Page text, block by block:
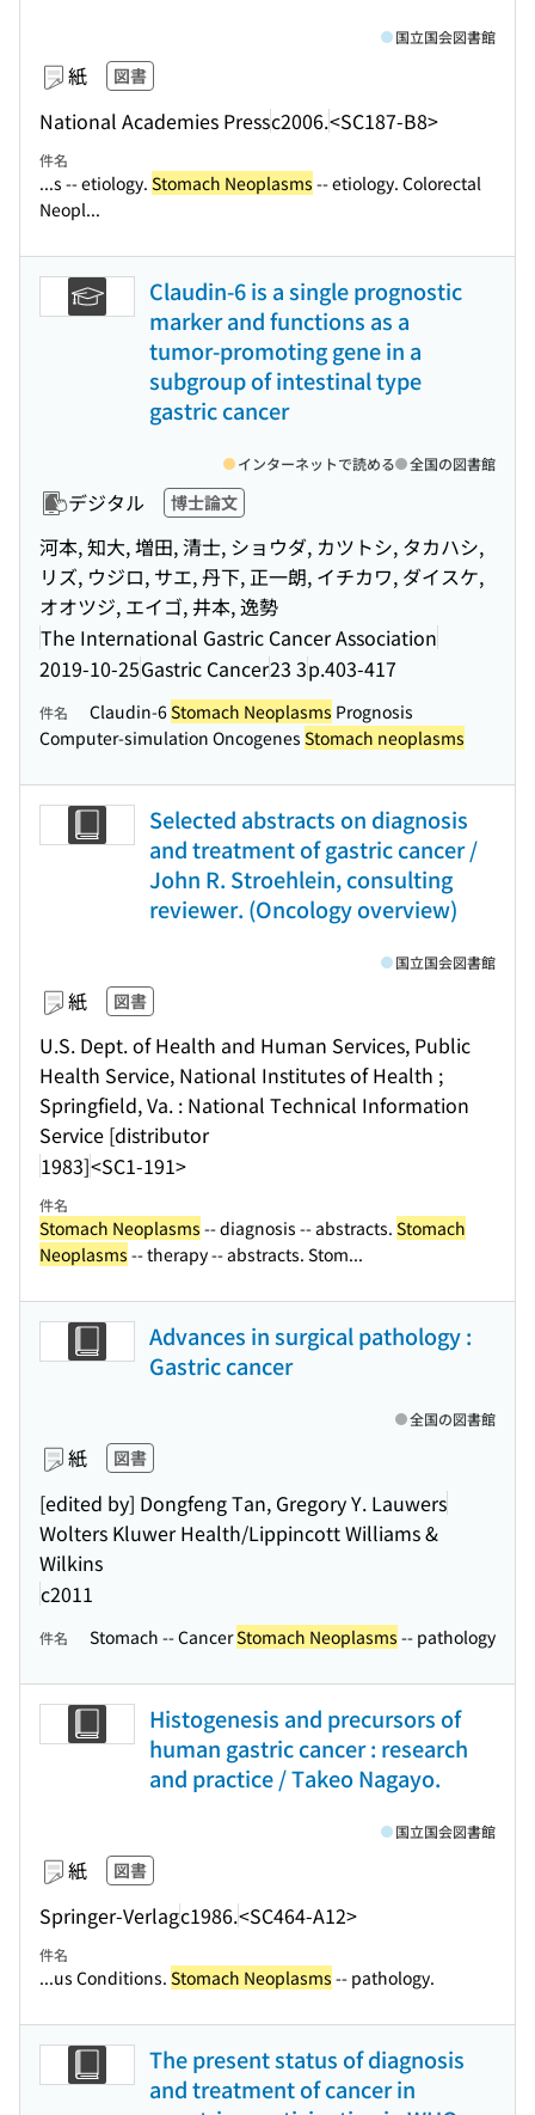
紙 図書
National Academies Pressc2006.<SC187-B8>
国立国会図書館
件名
...s -- etiology. Stomach Neoplasms -- etiology. Colorectal
Neopl...
Claudin-6 is a single prognostic
marker and functions as a
tumor-promoting gene in a
subgroup of intestinal type
gastric cancer
デジタル 博士論文
河本, 知大, 増田, 清士, ショウダ, カツトシ, タカハシ,
リズ, ウジロ, サエ, 丹下, 正一朗, イチカワ, ダイスケ,
オオツジ, エイゴ, 井本, 逸勢
The International Gastric Cancer Association
2019-10-25Gastric Cancer23 3p.403-417
インターネットで読める 全国の図書館
件名 Claudin-6Stomach Neoplasms Prognosis
Computer-simulation Oncogenes Stomach neoplasms
Selected abstracts on diagnosis
and treatment of gastric cancer /
John R. Stroehlein, consulting
reviewer. (Oncology overview)
紙 図書
U.S. Dept. of Health and Human Services, Public
Health Service, National Institutes of Health ;
Springfield, Va. : National Technical Information
Service [distributor
1983]<SC1-191>
国立国会図書館
件名
Stomach Neoplasms -- diagnosis -- abstracts. Stomach
Neoplasms -- therapy -- abstracts. Stom...
Advances in surgical pathology :
Gastric cancer
紙 図書
[edited by] Dongfeng Tan, Gregory Y. Lauwers
Wolters Kluwer Health/Lippincott Williams &
Wilkins
c2011
全国の図書館
件名 Stomach -- CancerStomach Neoplasms -- pathology
Histogenesis and precursors of
human gastric cancer : research
and practice / Takeo Nagayo.
紙 図書
Springer-Verlagc1986.<SC464-A12>
国立国会図書館
件名
...us Conditions. Stomach Neoplasms -- pathology.
The present status of diagnosis
and treatment of cancer in